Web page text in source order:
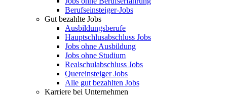
Berufseinsteiger-Jobs
Gut bezahlte Jobs
Ausbildungsberufe
Hauptschlusabschluss Jobs
Jobs ohne Ausbildung
Jobs ohne Studium
Realschulabschluss Jobs
Quereinsteiger Jobs
Alle gut bezahlten Jobs
Karriere bei Unternehmen